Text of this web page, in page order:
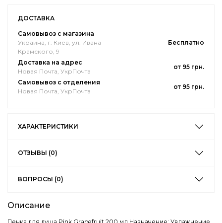
ДОСТАВКА
Самовывоз с магазина
Украина, г. Киев, ул. Ивана
Крамского, 9
Бесплатно
Доставка на адрес
Новая Почта, УкрПочта
от 95 грн.
Самовывоз с отделения
Новая Почта, УкрПочта
от 95 грн.
ХАРАКТЕРИСТИКИ
ОТЗЫВЫ (0)
ВОПРОСЫ (0)
Описание